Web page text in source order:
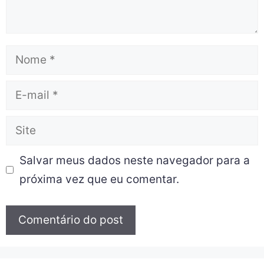
Salvar meus dados neste navegador para a
próxima vez que eu comentar.